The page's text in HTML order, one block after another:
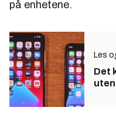
på enhetene.
Les
Det